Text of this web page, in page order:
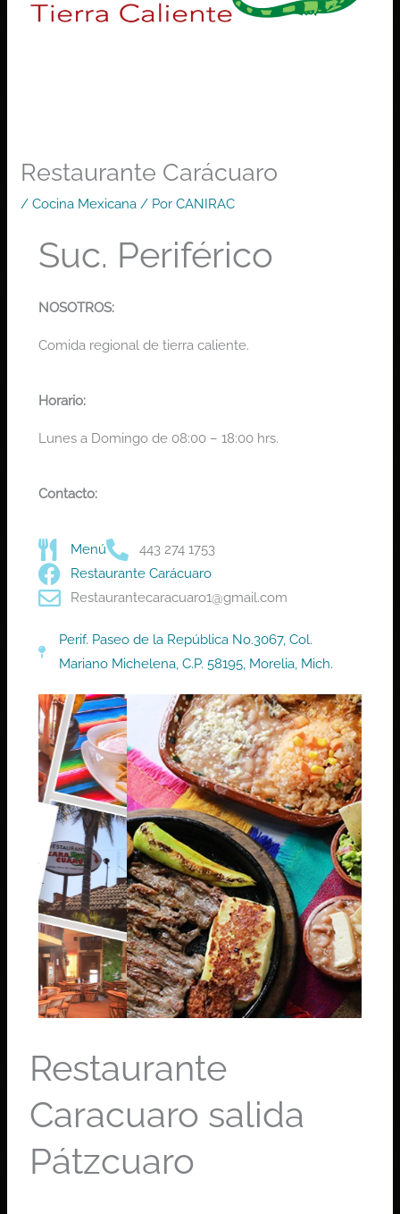
Restaurante Carácuaro
/Cocina Mexicana / PorCANIRAC
Suc. Periférico
NOSOTROS:
Comida regional de tierra caliente.
Horario:
Lunes a Domingo de 08:00 – 18:00 hrs.
Contacto:
Menú
443 274 1753
Restaurante Carácuaro
Restaurantecaracuaro1@gmail.com
Perif. Paseo de la República No.3067, Col.
Mariano Michelena, C.P. 58195, Morelia, Mich.
Restaurante
Caracuaro salida
Pátzcuaro